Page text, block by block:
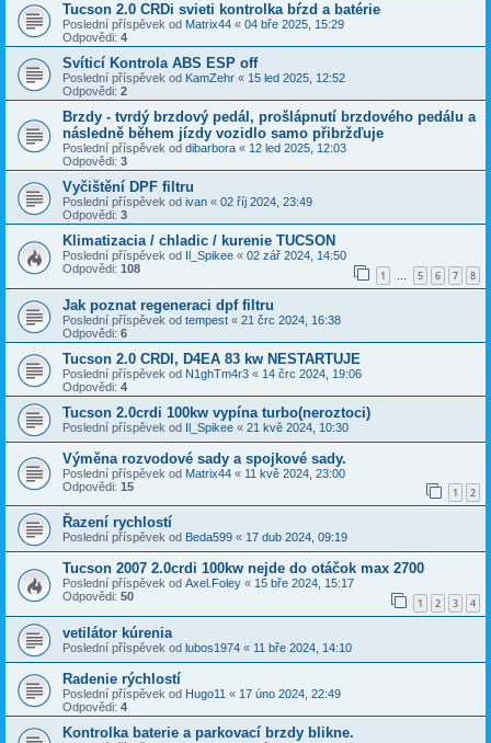
Tucson 2.0 CRDi svieti kontrolka bŕzd a batérie
Poslední příspěvek od Matrix44 « 04 bře 2025, 15:29
Odpovědi: 4
Svíticí Kontrola ABS ESP off
Poslední příspěvek od KamZehr « 15 led 2025, 12:52
Odpovědi: 2
Brzdy - tvrdý brzdový pedál, prošlápnutí brzdového pedálu a
následně během jízdy vozidlo samo přibržďuje
Poslední příspěvek od dibarbora « 12 led 2025, 12:03
Odpovědi: 3
Vyčištění DPF filtru
Poslední příspěvek od ivan « 02 říj 2024, 23:49
Odpovědi: 3
Klimatizacia / chladic / kurenie TUCSON
Poslední příspěvek od Il_Spikee « 02 zář 2024, 14:50
Odpovědi: 108 1 … 5 6 7 8
Jak poznat regeneraci dpf filtru
Poslední příspěvek od tempest « 21 črc 2024, 16:38
Odpovědi: 6
Tucson 2.0 CRDI, D4EA 83 kw NESTARTUJE
Poslední příspěvek od N1ghTm4r3 « 14 črc 2024, 19:06
Odpovědi: 4
Tucson 2.0crdi 100kw vypína turbo(neroztoci)
Poslední příspěvek od Il_Spikee « 21 kvě 2024, 10:30
Výměna rozvodové sady a spojkové sady.
Poslední příspěvek od Matrix44 « 11 kvě 2024, 23:00
Odpovědi: 15 1 2
Řazení rychlostí
Poslední příspěvek od Beda599 « 17 dub 2024, 09:19
Tucson 2007 2.0crdi 100kw nejde do otáčok max 2700
Poslední příspěvek od Axel.Foley « 15 bře 2024, 15:17
Odpovědi: 50 1 2 3 4
vetilátor kúrenia
Poslední příspěvek od lubos1974 « 11 bře 2024, 14:10
Radenie rýchlostí
Poslední příspěvek od Hugo11 « 17 úno 2024, 22:49
Odpovědi: 4
Kontrolka baterie a parkovací brzdy blikne.